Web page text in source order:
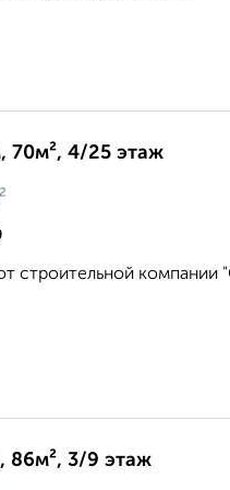
70м², 4/25 этаж
строительной компании
86м², 3/9 этаж